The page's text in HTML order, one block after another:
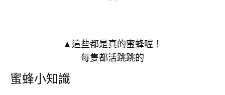
▲這些都是真的蜜蜂喔！
每隻都活跳跳的
蜜蜂小知識